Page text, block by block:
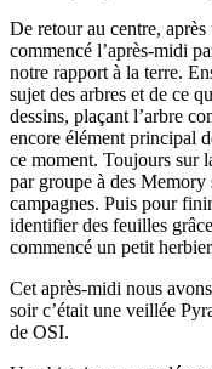
De retour au centre,
commencé l’après-midi
notre rapport à la terre.
sujet des arbres et de ce
dessins, plaçant l’arbre
encore élément principal
ce moment. Toujours sur
par groupe à des Memory
campagnes. Puis pour
identifier des feuilles
commencé un petit
Cet après-midi nous
soir c’était une veillée
de OSI.